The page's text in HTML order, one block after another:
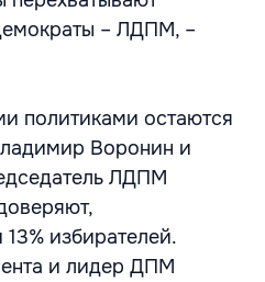
– ЛДПМ, –
политиками остаются
Воронин и
ЛДПМ
13% избирателей.
и лидер ДПМ